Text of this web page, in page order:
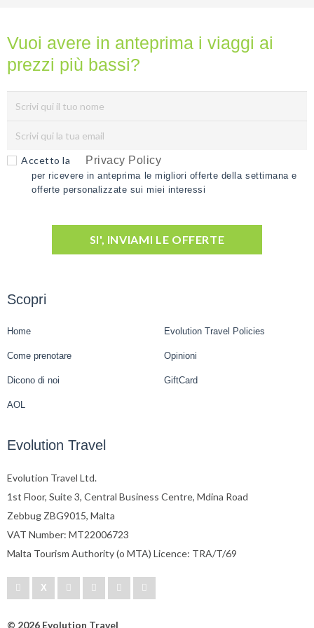
Vuoi avere in anteprima i viaggi ai
prezzi più bassi?
Accetto la Privacy Policy
per ricevere in anteprima le migliori offerte della settimana e
offerte personalizzate sui miei interessi
SI', INVIAMI LE OFFERTE
Scopri
Home Evolution Travel Policies
Come prenotare Opinioni
Dicono di noi GiftCard
AOL
Evolution Travel
Evolution Travel Ltd.
1st Floor, Suite 3, Central Business Centre, Mdina Road
Zebbug ZBG9015, Malta
VAT Number: MT22006723
Malta Tourism Authority (o MTA) Licence: TRA/T/69
© 2026 Evolution Travel